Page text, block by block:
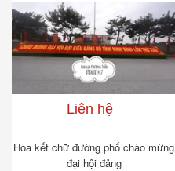
Liên hệ
Hoa kết chữ đường phố chào mừng
đại hội đảng